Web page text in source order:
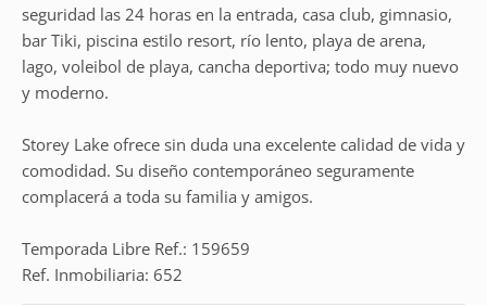
seguridad las 24 horas en la entrada, casa club, gimnasio,
bar Tiki, piscina estilo resort, río lento, playa de arena,
lago, voleibol de playa, cancha deportiva; todo muy nuevo
y moderno.
Storey Lake ofrece sin duda una excelente calidad de vida y
comodidad. Su diseño contemporáneo seguramente
complacerá a toda su familia y amigos.
Temporada Libre Ref.: 159659
Ref. Inmobiliaria: 652